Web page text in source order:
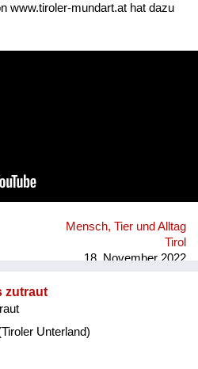
www.tiroler-mundart.at hat dazu
Mensch, Tier und Alltag
Tirol
18. November 2022
zutraut
Unterland)